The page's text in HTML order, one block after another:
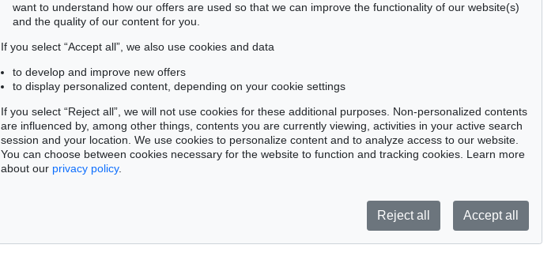
Privacy policy
want to understand how our offers are used so that we can improve the functionality of our website(s)
and the quality of our content for you.
If you select “Accept all”, we also use cookies and data
to develop and improve new offers
to display personalized content, depending on your cookie settings
If you select “Reject all”, we will not use cookies for these additional purposes. Non-personalized contents
are influenced by, among other things, contents you are currently viewing, activities in your active search
session and your location. We use cookies to personalize content and to analyze access to our website.
You can choose between cookies necessary for the website to function and tracking cookies. Learn more
about our privacy policy.
Reject all Accept all